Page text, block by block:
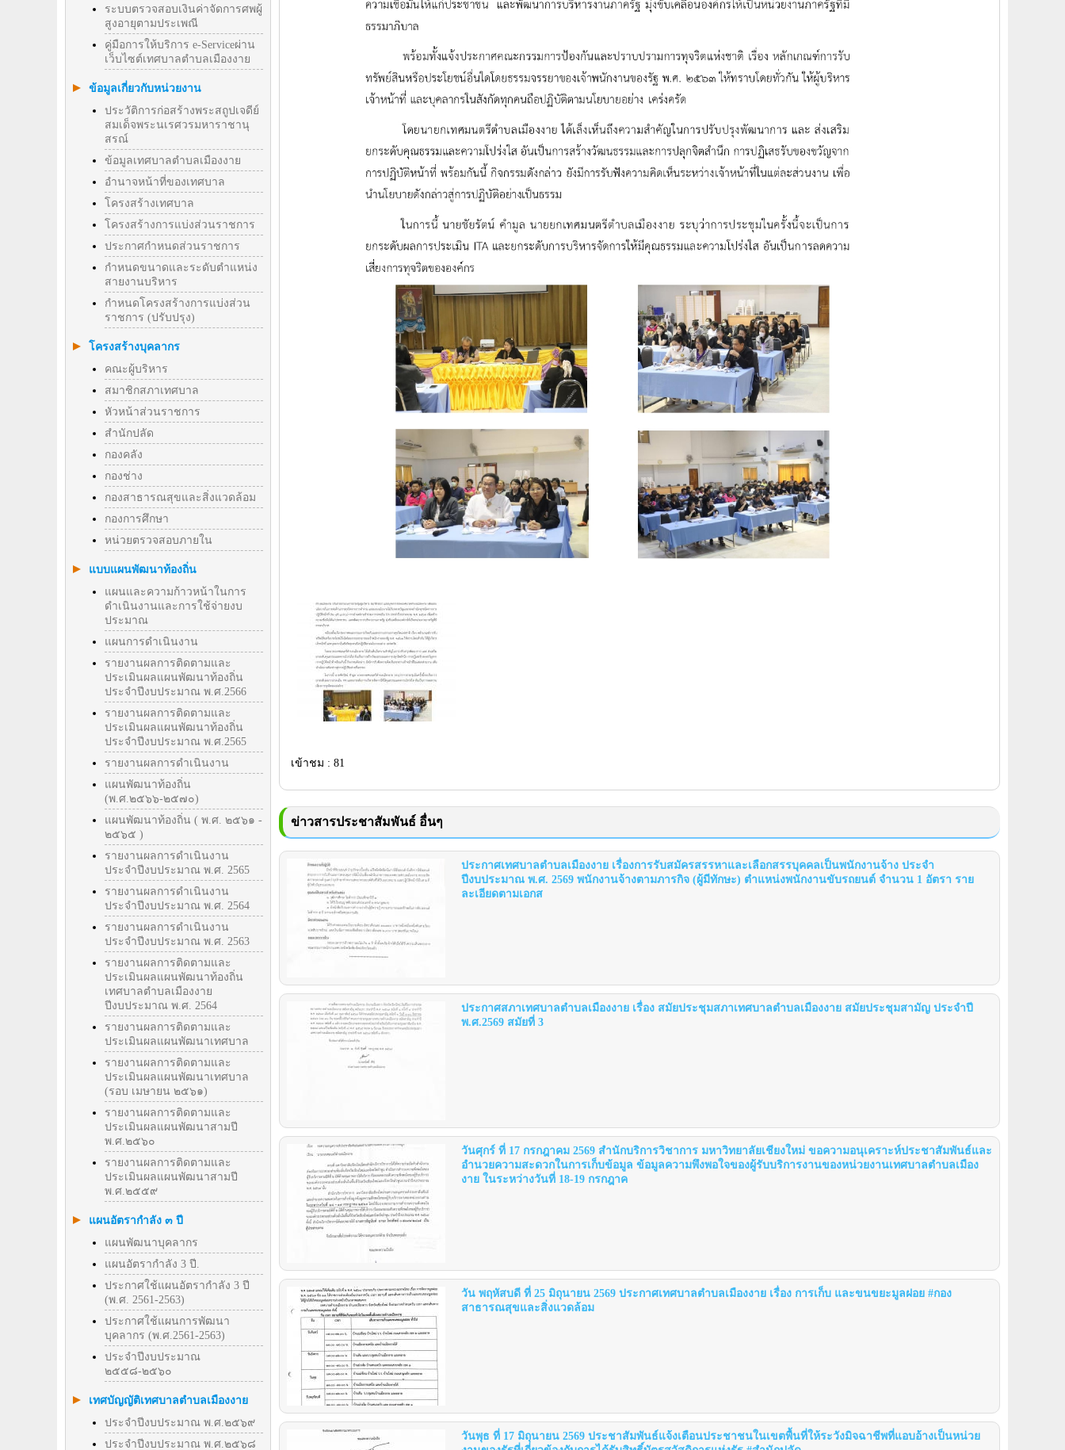
ระบบตรวจสอบเงินค่าจัดการศพผู้
สูงอายุตามประเพณี
คู่มือการให้บริการ e-Serviceผ่าน
เว็บไซต์เทศบาลตำบลเมืองงาย
ข้อมูลเกี่ยวกับหน่วยงาน
ประวัติการก่อสร้างพระสถูปเจดีย์
สมเด็จพระนเรศวรมหาราชานุ
สรณ์
ข้อมูลเทศบาลตำบลเมืองงาย
อำนาจหน้าที่ของเทศบาล
โครงสร้างเทศบาล
โครงสร้างการแบ่งส่วนราชการ
ประกาศกำหนดส่วนราชการ
กำหนดขนาดและระดับตำแหน่ง
สายงานบริหาร
กำหนดโครงสร้างการแบ่งส่วน
ราชการ (ปรับปรุง)
โครงสร้างบุคลากร
คณะผู้บริหาร
สมาชิกสภาเทศบาล
หัวหน้าส่วนราชการ
สำนักปลัด
กองคลัง
กองช่าง
กองสาธารณสุขและสิ่งแวดล้อม
กองการศึกษา
หน่วยตรวจสอบภายใน
แบบแผนพัฒนาท้องถิ่น
แผนและความก้าวหน้าในการ
ดำเนินงานและการใช้จ่ายงบ
ประมาณ
แผนการดำเนินงาน
รายงานผลการติดตามและ
ประเมินผลแผนพัฒนาท้องถิ่น
ประจำปีงบประมาณ พ.ศ.2566
รายงานผลการติดตามและ
ประเมินผลแผนพัฒนาท้องถิ่น
ประจำปีงบประมาณ พ.ศ.2565
รายงานผลการดำเนินงาน
แผนพัฒนาท้องถิ่น
(พ.ศ.๒๕๖๖-๒๕๗๐)
แผนพัฒนาท้องถิ่น ( พ.ศ. ๒๕๖๑ -
๒๕๖๕ )
รายงานผลการดำเนินงาน
ประจำปีงบประมาณ พ.ศ. 2565
รายงานผลการดำเนินงาน
ประจำปีงบประมาณ พ.ศ. 2564
รายงานผลการดำเนินงาน
ประจำปีงบประมาณ พ.ศ. 2563
รายงานผลการติดตามและ
ประเมินผลแผนพัฒนาท้องถิ่น
เทศบาลตำบลเมืองงาย
ปีงบประมาณ พ.ศ. 2564
รายงานผลการติดตามและ
ประเมินผลแผนพัฒนาเทศบาล
รายงานผลการติดตามและ
ประเมินผลแผนพัฒนาเทศบาล
(รอบ เมษายน ๒๕๖๑)
รายงานผลการติดตามและ
ประเมินผลแผนพัฒนาสามปี
พ.ศ.๒๕๖๐
รายงานผลการติดตามและ
ประเมินผลแผนพัฒนาสามปี
พ.ศ.๒๕๕๙
แผนอัตรากำลัง ๓ ปี
แผนพัฒนาบุคลากร
แผนอัตรากำลัง 3 ปี.
ประกาศใช้แผนอัตรากำลัง 3 ปี
(พ.ศ. 2561-2563)
ประกาศใช้แผนการพัฒนา
บุคลากร (พ.ศ.2561-2563)
ประจำปีงบประมาณ
๒๕๕๘-๒๕๖๐
เทศบัญญัติเทศบาลตำบลเมืองงาย
ประจำปีงบประมาณ พ.ศ.๒๕๖๙
ประจำปีงบประมาณ พ.ศ.๒๕๖๘
เข้าชม : 81
ข่าวสารประชาสัมพันธ์ อื่นๆ
ประกาศเทศบาลตำบลเมืองงาย เรื่องการรับสมัครสรรหาและเลือกสรรบุคคลเป็นพนักงานจ้าง ประจำ
ปีงบประมาณ พ.ศ. 2569 พนักงานจ้างตามภารกิจ (ผู้มีทักษะ) ตำแหน่งพนักงานขับรถยนต์ จำนวน 1 อัตรา ราย
ละเอียดตามเอกส
ประกาศสภาเทศบาลตำบลเมืองงาย เรื่อง สมัยประชุมสภาเทศบาลตำบลเมืองงาย สมัยประชุมสามัญ ประจำปี
พ.ศ.2569 สมัยที่ 3
วันศุกร์ ที่ 17 กรกฎาคม 2569 สำนักบริการวิชาการ มหาวิทยาลัยเชียงใหม่ ขอความอนุเคราะห์ประชาสัมพันธ์และ
อำนวยความสะดวกในการเก็บข้อมูล ข้อมูลความพึงพอใจของผู้รับบริการงานของหน่วยงานเทศบาลตำบลเมือง
งาย ในระหว่างวันที่ 18-19 กรกฎาค
วัน พฤหัสบดี ที่ 25 มิถุนายน 2569 ประกาศเทศบาลตำบลเมืองงาย เรื่อง การเก็บ และขนขยะมูลฝอย #กอง
สาธารณสุขและสิ่งแวดล้อม
วันพุธ ที่ 17 มิถุนายน 2569 ประชาสัมพันธ์แจ้งเตือนประชาชนในเขตพื้นที่ให้ระวังมิจฉาชีพที่แอบอ้างเป็นหน่วย